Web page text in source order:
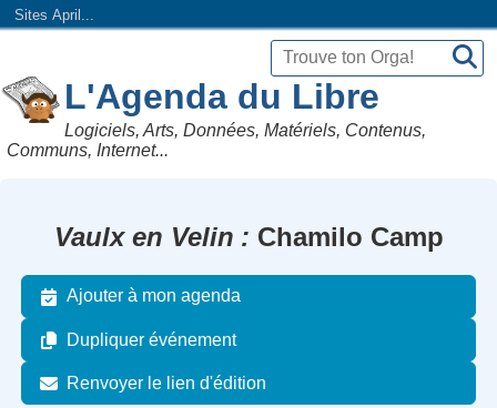
Sites April...
L'Agenda du Libre
Logiciels, Arts, Données, Matériels, Contenus,
Communs, Internet...
Vaulx en Velin Chamilo Camp
Ajouter à mon agenda
Dupliquer événement
Renvoyer le lien d'édition